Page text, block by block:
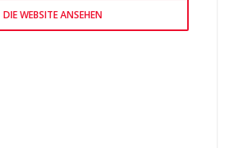
DIE WEBSITE ANSEHEN